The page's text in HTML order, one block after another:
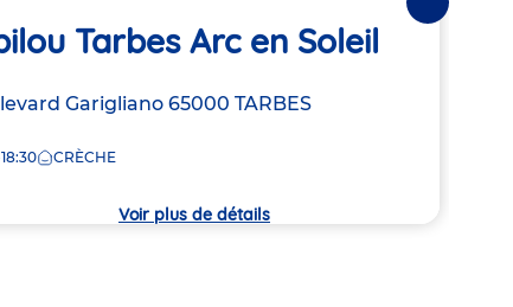
Tarbes Arc en Soleil
Garigliano 65000 TARBES
CRÈCHE
Voir plus de détails
Suivantes